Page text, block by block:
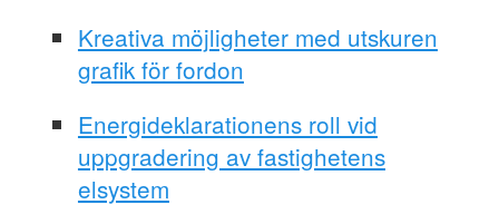
Kreativa möjligheter med utskuren
grafik för fordon
Energideklarationens roll vid
uppgradering av fastighetens
elsystem